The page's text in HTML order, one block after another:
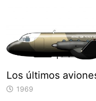
Los últimos
1969